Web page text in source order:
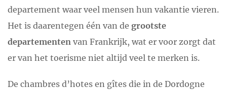
departement waar veel mensen hun vakantie vieren.
Het is daarentegen één van de grootste
departementen van Frankrijk, wat er voor zorgt dat
er van het toerisme niet altijd veel te merken is.
De chambres d’hotes en gîtes die in de Dordogne